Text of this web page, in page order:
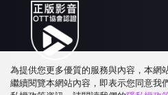
為提供您更多優質的服務與內容，本網
繼續閱覽本網站內容，即表示您同意我